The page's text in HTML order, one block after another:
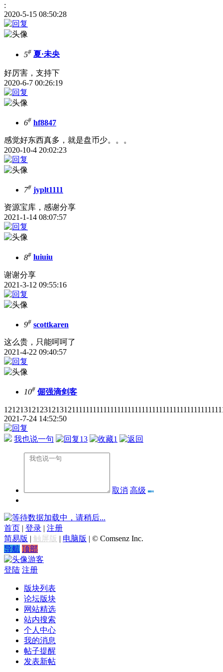
:
2020-5-15 08:50:28
5# 夏·未央
好厉害，支持下
2020-6-7 00:26:19
6# hf8847
感觉好东西真多，就是盘币少。。。
2020-10-4 20:02:23
7# jyplt1111
资源宝库，感谢分享
2021-1-14 08:07:57
8# luiuiu
谢谢分享
2021-3-12 09:55:16
9# scottkaren
这么贵，只能呵呵了
2021-4-22 09:40:57
10# 倔强滴剑客
2021-7-24 14:52:50
我也说一句 13 1
取消 高级
数据加载中，请稍后...
首页 | 登录 | 注册
简易版 | 触屏版 | 电脑版 | © Comsenz Inc.
导航 顶部
游客
登陆 注册
版块列表
论坛版块
网站精选
站内搜索
个人中心
我的消息
帖子提醒
发表新帖